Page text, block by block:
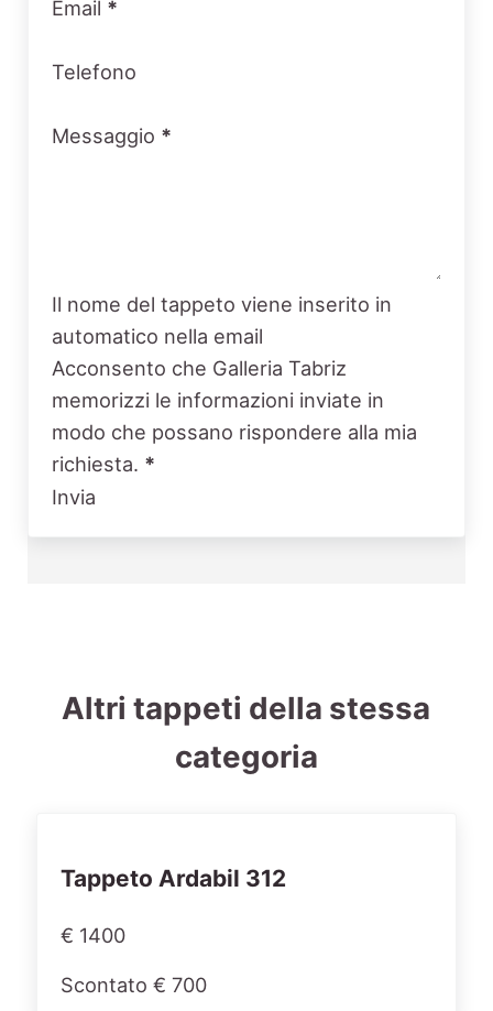
Email *
Telefono
Messaggio *
Il nome del tappeto viene inserito in
automatico nella email
Acconsento che Galleria Tabriz
memorizzi le informazioni inviate in
modo che possano rispondere alla mia
richiesta. *
Invia
Altri tappeti della stessa
categoria
Tappeto Ardabil 312
€ 1400
Scontato € 700